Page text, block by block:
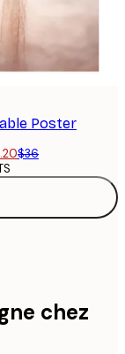
Poster
$36
chez